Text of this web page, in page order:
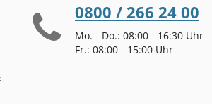
0800 / 266 24 00
Mo. - Do.: 08:00 - 16:30 Uhr
Fr.: 08:00 - 15:00 Uhr